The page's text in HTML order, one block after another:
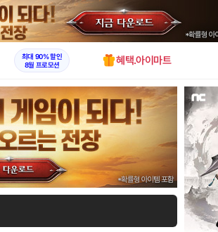
X
최대 90% 할인
8월 프로모션
혜택.아이마트